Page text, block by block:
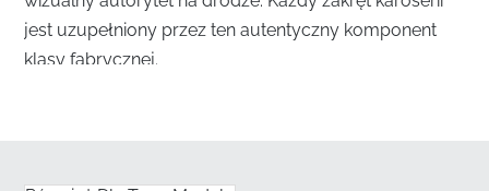
jest uzupełniony przez ten autentyczny komponent
klasy fabrycznej.
✅Dopasowanie Koloru Fabrycznego: